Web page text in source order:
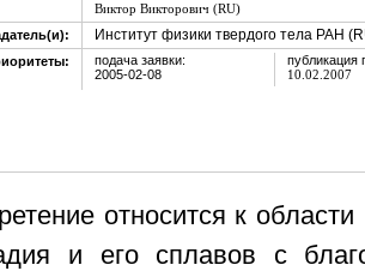
Виктор Викторович (RU)
Институт физики твердого тела РАН
подача заявки:
2005-02-08
публикация
10.02.2007
относится к
и его сплавов с